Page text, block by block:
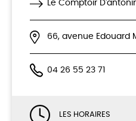
Le Comptoir
66, avenue Edouard
04 26 55 23 71
LES HORAIRES